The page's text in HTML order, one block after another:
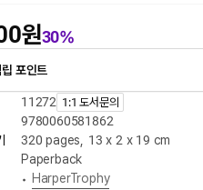
원30%
포인트
11272 1:1 도서문의
9780060581862
320 pages
13 x 2 x 19 cm
Paperback
• HarperTrophy